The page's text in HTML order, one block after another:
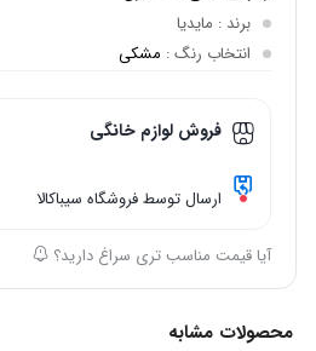
برند : مایدیا
انتخاب رنگ: مشکی
فروش لوازم خانگی
ارسال توسط فروشگاه سیباکالا
آیا قیمت مناسب تری سراغ دارید؟
محصولات مشابه